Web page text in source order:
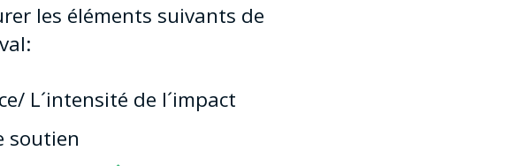
les éléments suivants de
L´intensité de l´impact
soutien